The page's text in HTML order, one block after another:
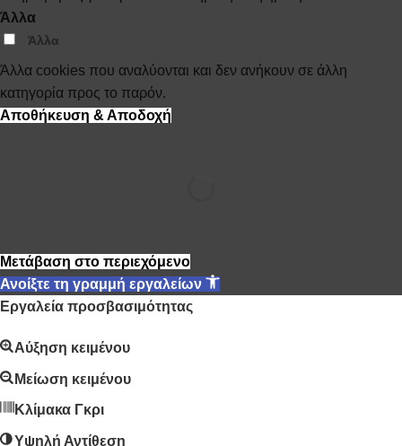
Άλλα
Άλλα
Άλλα cookies που αναλύονται και δεν ανήκουν σε άλλη
κατηγορία προς το παρόν.
Αποθήκευση & Αποδοχή
Μετάβαση στο περιεχόμενο
Ανοίξτε τη γραμμή εργαλείων
Εργαλεία προσβασιμότητας
Αύξηση κειμένου
Μείωση κειμένου
Κλίμακα Γκρι
Υψηλή Αντίθεση